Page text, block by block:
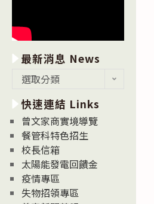
最新消息 News
消
息
News
選取分類
快速連結 Links
曾文家商實境導覽
餐管科特色招生
校長信箱
太陽能發電回饋金
疫情專區
失物招領專區